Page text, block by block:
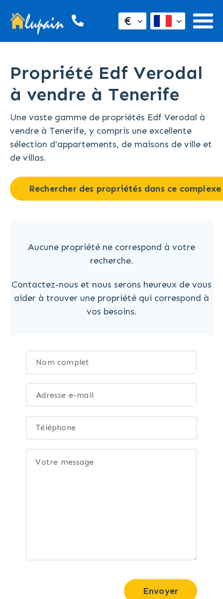
€
Propriété Edf Verodal
à vendre à Tenerife
Une vaste gamme de propriétés Edf Verodal à
vendre à Tenerife, y compris une excellente
sélection d'appartements, de maisons de ville et
de villas.
Rechercher des propriétés dans ce complexe
Aucune propriété ne correspond à votre
recherche.
Contactez-nous et nous serons heureux de vous
aider à trouver une propriété qui correspond à
vos besoins.
Envoyer